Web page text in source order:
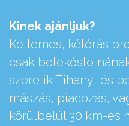
Kinek ajánljuk?
Kellemes, kétórás
csak
szeretik Tihanyt és
mászás, piacozás,
körülbelül 30 km-es